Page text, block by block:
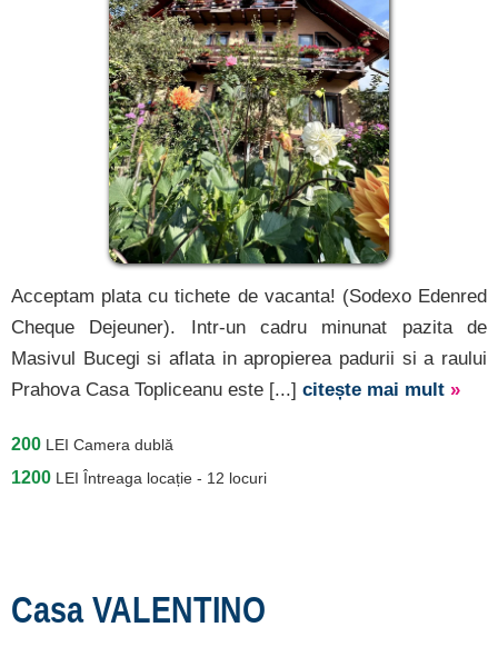
Acceptam plata cu tichete de vacanta! (Sodexo Edenred
Cheque Dejeuner). Intr-un cadru minunat pazita de
Masivul Bucegi si aflata in apropierea padurii si a raului
Prahova Casa Topliceanu este [...] citește mai mult »
200 LEI Camera dublă
1200 LEI Întreaga locație - 12 locuri
Casa VALENTINO